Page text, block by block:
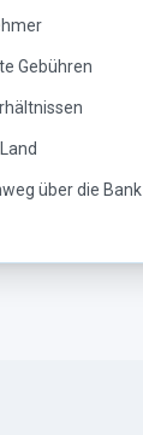
Gebühren
über die Bank